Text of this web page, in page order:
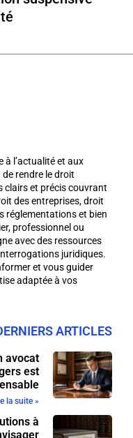
à l’actualité et aux
rendre le droit
clairs et précis couvrant
des entreprises, droit
réglementations et bien
professionnel ou
avec des ressources
juridiques.
et vous guider
adaptée à vos
ARTICLES
avocat
est
la suite »
à